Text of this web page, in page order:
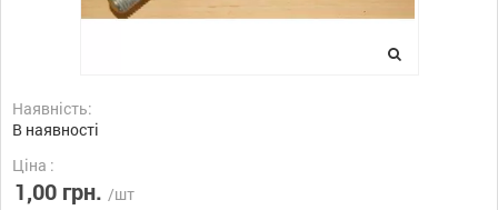
Наявність:
В наявності
Ціна :
1,00 грн. /шт